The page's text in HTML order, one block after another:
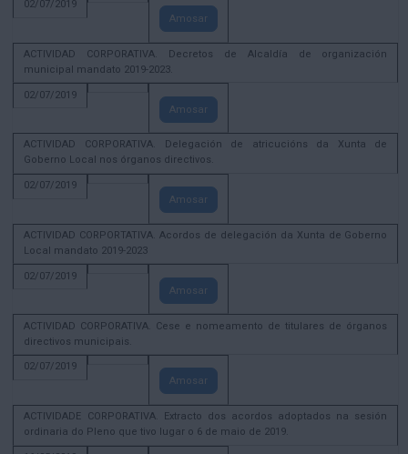
02/07/2019
Amosar
ACTIVIDAD CORPORATIVA. Decretos de Alcaldía de organización
municipal mandato 2019-2023.
02/07/2019
Amosar
ACTIVIDAD CORPORATIVA. Delegación de atricucións da Xunta de
Goberno Local nos órganos directivos.
02/07/2019
Amosar
ACTIVIDAD CORPORTATIVA. Acordos de delegación da Xunta de Goberno
Local mandato 2019-2023
02/07/2019
Amosar
ACTIVIDAD CORPORATIVA. Cese e nomeamento de titulares de órganos
directivos municipais.
02/07/2019
Amosar
ACTIVIDADE CORPORATIVA. Extracto dos acordos adoptados na sesión
ordinaria do Pleno que tivo lugar o 6 de maio de 2019.